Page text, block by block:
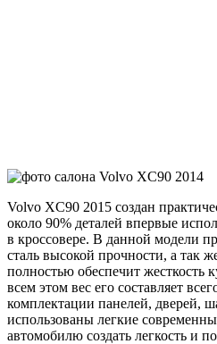
Volvo XC90 2015 создан
около 90% деталей впервые
в кроссовере. В данной модели
сталь высокой прочности, а так
полностью обеспечит жесткость
всем этом вес его составляет
комплектации панелей, дверей,
использованы легкие
автомобилю создать легкость и